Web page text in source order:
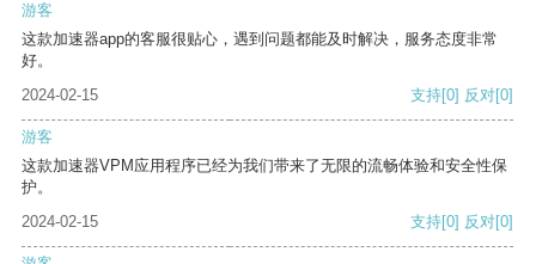
游客
这款加速器app的客服很贴心，遇到问题都能及时解决，服务态度非常
好。
2024-02-15
支持[0] 反对[0]
游客
这款加速器VPM应用程序已经为我们带来了无限的流畅体验和安全性保
护。
2024-02-15
支持[0] 反对[0]